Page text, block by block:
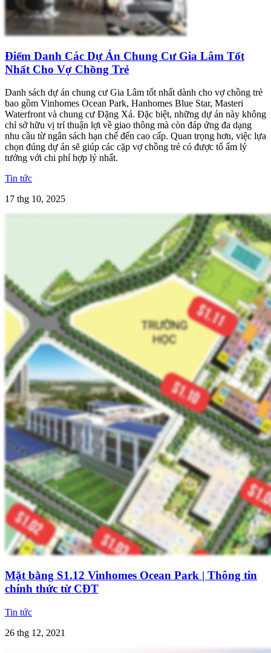
Điểm Danh Các Dự Án Chung Cư Gia Lâm Tốt
Nhất Cho Vợ Chồng Trẻ
Danh sách dự án chung cư Gia Lâm tốt nhất dành cho vợ chồng trẻ
bao gồm Vinhomes Ocean Park, Hanhomes Blue Star, Masteri
Waterfront và chung cư Đặng Xá. Đặc biệt, những dự án này không
chỉ sở hữu vị trí thuận lợi về giao thông mà còn đáp ứng đa dạng
nhu cầu từ ngân sách hạn chế đến cao cấp. Quan trọng hơn, việc lựa
chọn đúng dự án sẽ giúp các cặp vợ chồng trẻ có được tổ ấm lý
tưởng với chi phí hợp lý nhất.
Tin tức
17 thg 10, 2025
Mặt bằng S1.12 Vinhomes Ocean Park | Thông tin
chính thức từ CĐT
Tin tức
26 thg 12, 2021